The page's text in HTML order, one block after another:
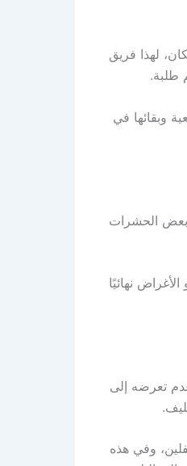
لهذا فريق
طلبة.
وبقائها في
بعض الحشرات
نهائيًا
تعرضه إلى
وفي هذه